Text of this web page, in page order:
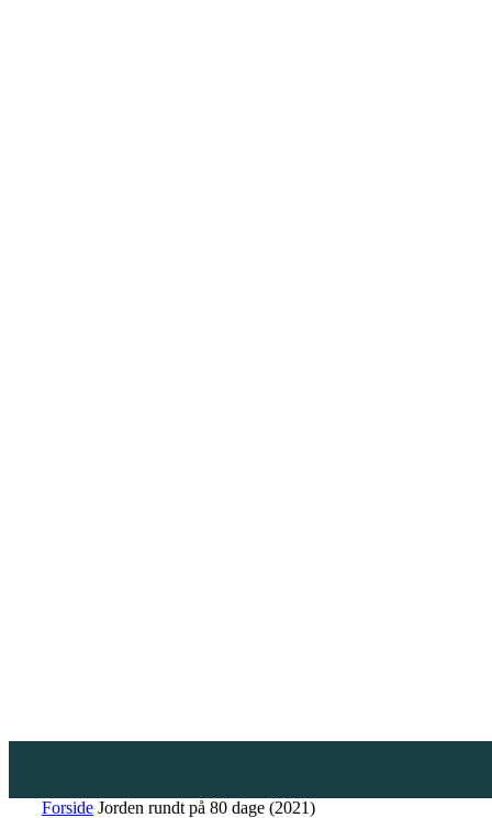
Forside Jorden rundt på 80 dage (2021)